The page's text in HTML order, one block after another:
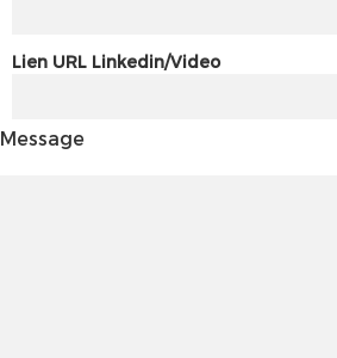
Lien URL Linkedin/Video
Message